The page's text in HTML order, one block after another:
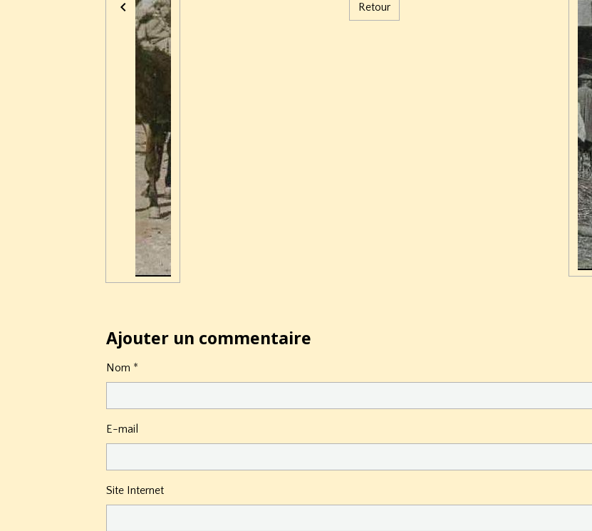
Retour
Ajouter un commentaire
Nom
E-mail
Site Internet